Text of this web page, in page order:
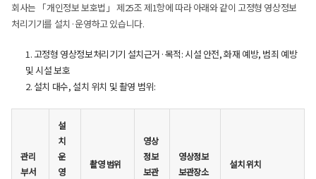
회사는 「개인정보 보호법」 제25조 제1항에 따라 아래와 같이 고정형 영상정보
처리기기를 설치·운영하고 있습니다.
1. 고정형 영상정보처리기기 설치근거·목적: 시설 안전, 화재 예방, 범죄 예방
및 시설 보호
2. 설치 대수, 설치 위치 및 촬영 범위:
관리
부서
설
치
운
영
촬영 범위
영상
정보
보관
영상정보
보관장소
설치 위치